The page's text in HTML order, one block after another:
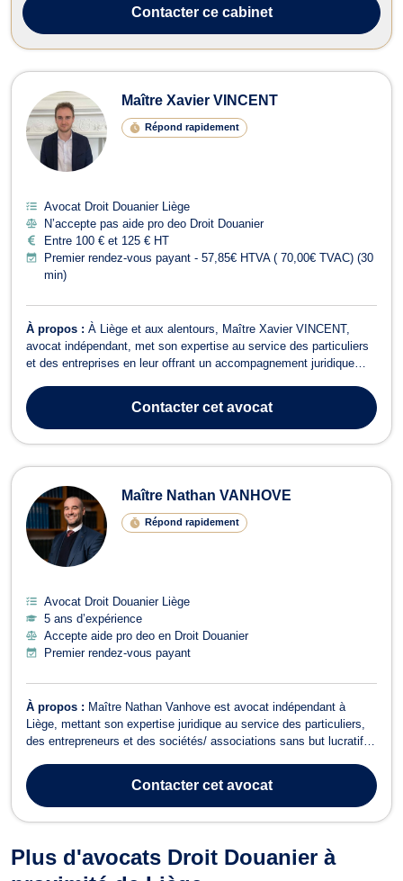
Contacterce cabinet
Maître Xavier VINCENT
Répond rapidement
Avocat Droit Douanier Liège
N’accepte pas aide pro deo Droit Douanier
Entre 100 € et 125 € HT
Premier rendez-vous payant - 57,85€ HTVA ( 70,00€ TVAC) (30
min)
À propos : À Liège et aux alentours, Maître Xavier VINCENT,
avocat indépendant, met son expertise au service des particuliers
et des entreprises en leur offrant un accompagnement juridique
privé et droit des affaires de l’Université de Liège, il intervient tant
en...
Contactercet avocat
Maître Nathan VANHOVE
Répond rapidement
Avocat Droit Douanier Liège
5 ans d’expérience
Accepte aide pro deo en Droit Douanier
Premier rendez-vous payant
À propos : Maître Nathan Vanhove est avocat indépendant à
Liège, mettant son expertise juridique au service des particuliers,
des entrepreneurs et des sociétés/ associations sans but lucratif. Il
d’accompagner efficacement une clientèle locale et internationale.
Maîtr...
Contactercet avocat
Plus d'avocats Droit Douanier à